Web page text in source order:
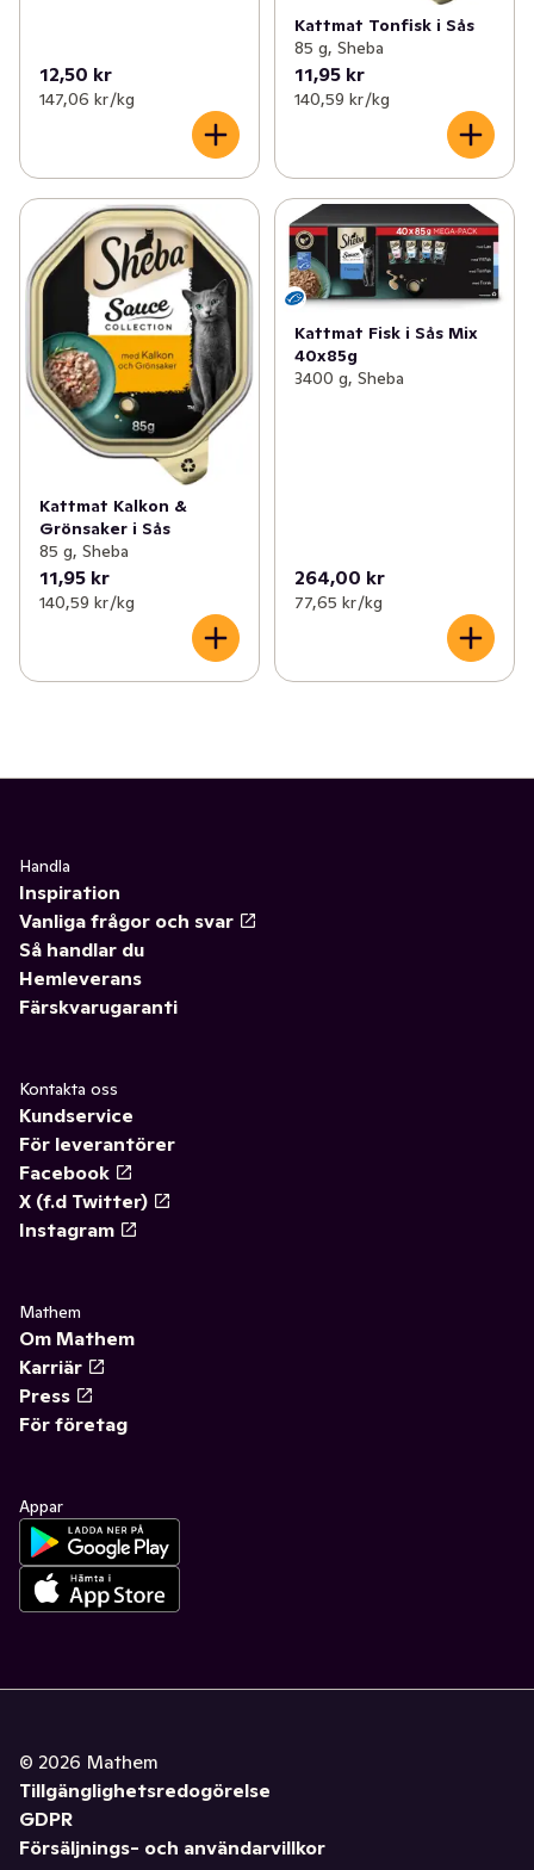
12,50 kr
147,06 kr /kg
Kattmat Tonfisk i Sås
85 g, Sheba
11,95 kr
140,59 kr /kg
Kattmat Kalkon &
Grönsaker i Sås
85 g, Sheba
11,95 kr
140,59 kr /kg
Kattmat Fisk i Sås Mix
40x85g
3400 g, Sheba
264,00 kr
77,65 kr /kg
Handla
Inspiration
Vanliga frågor och svar
Så handlar du
Hemleverans
Färskvarugaranti
Kontakta oss
Kundservice
För leverantörer
Facebook
X (f.d Twitter)
Instagram
Mathem
Om Mathem
Karriär
Press
För företag
Appar
© 2026 Mathem
Tillgänglighetsredogörelse
GDPR
Försäljnings- och användarvillkor